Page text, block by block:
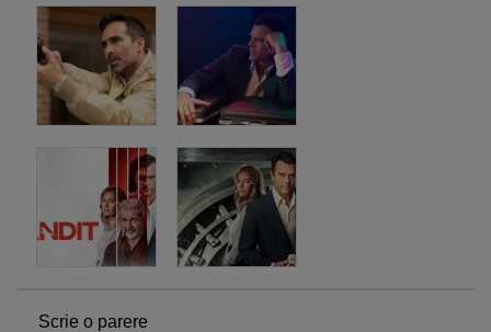
Scrie o parere